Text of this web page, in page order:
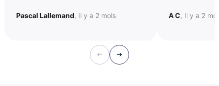
Pascal Lallemand, Il y a 2 mois A C, Il y a 2